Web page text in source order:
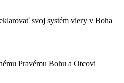
svoj systém viery v Boha
Pravému Bohu a Otcovi